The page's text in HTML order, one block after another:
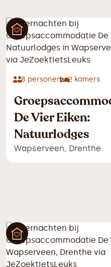
8 personen 2 kamers
De Vier Eiken:
Natuurlodges
Wapserveen, Drenthe